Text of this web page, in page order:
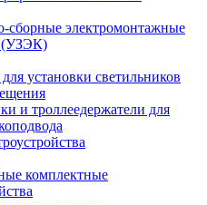
сборные электромонтажные
(УЗЭК)
установки светильников
и троллеедержатели для
комплектные